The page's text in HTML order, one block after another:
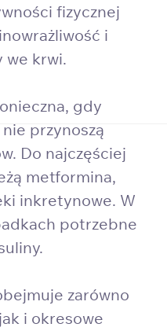
fizycznej
i
we krwi.
gdy
przynoszą
Do najczęściej
metformina,
inkretynowe. W
potrzebne
zarówno
i okresowe